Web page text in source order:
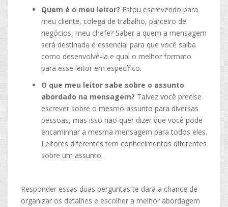
Quem é o meu leitor? Estou escrevendo para
meu cliente, colega de trabalho, parceiro de
negócios, meu chefe? Saber a quem a mensagem
será destinada é essencial para que você saiba
como desenvolvê-la e qual o melhor formato
para esse leitor em específico.
O que meu leitor sabe sobre o assunto
abordado na mensagem? Talvez você precise
escrever sobre o mesmo assunto para diversas
pessoas, mas isso não quer dizer que você pode
encaminhar a mesma mensagem para todos eles.
Leitores diferentes tem conhecimentos diferentes
sobre um assunto.
Responder essas duas perguntas te dará a chance de
organizar os detalhes e escolher a melhor abordagem